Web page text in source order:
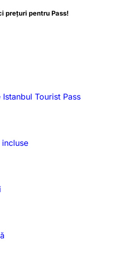
Tourist Pass
generală